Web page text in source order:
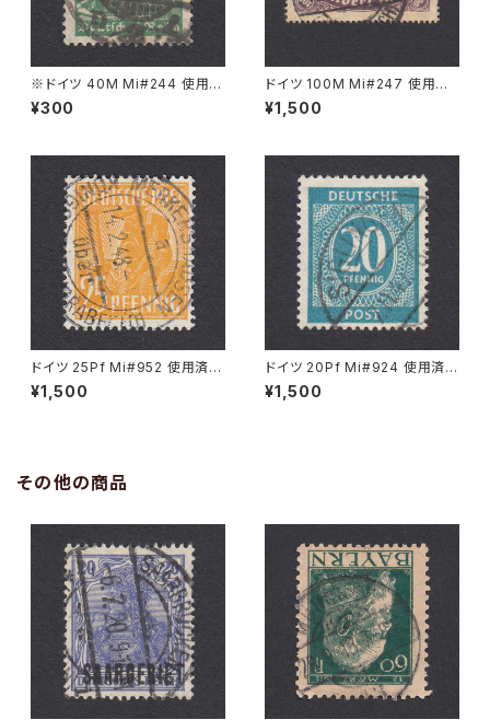
※ドイツ 40M Mi#244 使用済
み切手｜BERLIN 13.5.1923
¥300
ドイツ 100M Mi#247 使用済
み切手｜WYHLEN 10.5.1923
¥1,500
ドイツ 25Pf Mi#952 使用済み
切手｜MERKERSHAUSEN 14.
2.1948
¥1,500
ドイツ 20Pf Mi#924 使用済み
切手｜SIGLINGEN 7.11.1947
¥1,500
その他の商品